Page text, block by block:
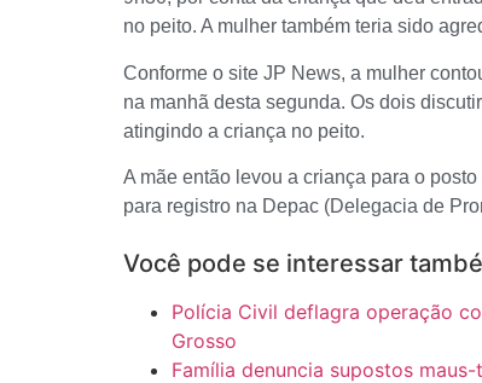
no peito. A mulher também teria sido
Conforme o site JP News, a mulher
na manhã desta segunda. Os dois
atingindo a criança no peito.
A mãe então levou a criança para o
para registro na Depac (Delegacia de
Você pode se interessar
Polícia Civil deflagra operação
Grosso
Família denuncia supostos